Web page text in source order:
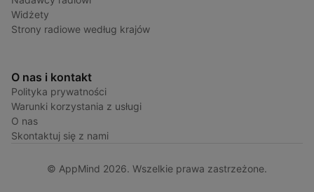
Widżety
Strony radiowe według krajów
O nas i kontakt
Polityka prywatności
Warunki korzystania z usługi
O nas
Skontaktuj się z nami
© AppMind 2026. Wszelkie prawa zastrzeżone.